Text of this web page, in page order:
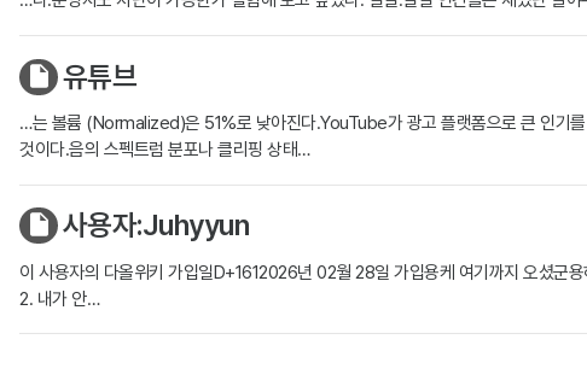
유튜브
…는 볼륨 (Normalized)은 51%로 낮아진다.YouTube가 광고 플랫폼으로 큰 인기
것이다.음의 스펙트럼 분포나 클리핑 상태…
사용자:Juhyyun
이 사용자의 다올위키 가입일D+1612026년 02월 28일 가입용케 여기까지 오셨
2. 내가 안…